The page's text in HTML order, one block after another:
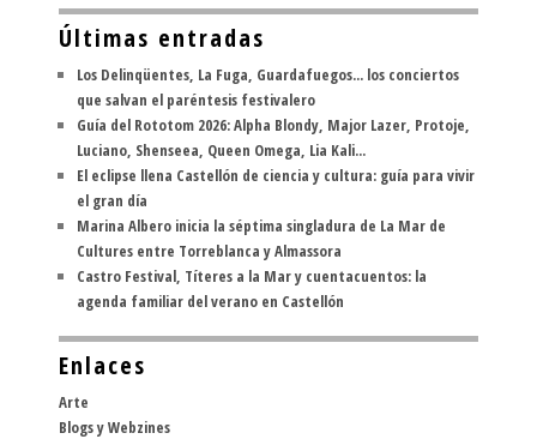
Últimas entradas
Los Delinqüentes, La Fuga, Guardafuegos... los conciertos
que salvan el paréntesis festivalero
Guía del Rototom 2026: Alpha Blondy, Major Lazer, Protoje,
Luciano, Shenseea, Queen Omega, Lia Kali...
El eclipse llena Castellón de ciencia y cultura: guía para vivir
el gran día
Marina Albero inicia la séptima singladura de La Mar de
Cultures entre Torreblanca y Almassora
Castro Festival, Títeres a la Mar y cuentacuentos: la
agenda familiar del verano en Castellón
Enlaces
Arte
Blogs y Webzines